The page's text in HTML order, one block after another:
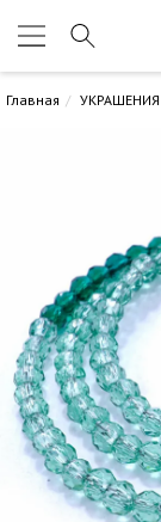
Главная УКРАШЕНИЯ